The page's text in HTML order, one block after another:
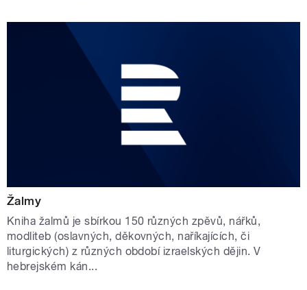
Žalmy
Kniha žalmů je sbírkou 150 různých zpěvů, nářků,
modliteb (oslavných, děkovných, naříkajících, či
liturgických) z různých období izraelských dějin. V
hebrejském kán...